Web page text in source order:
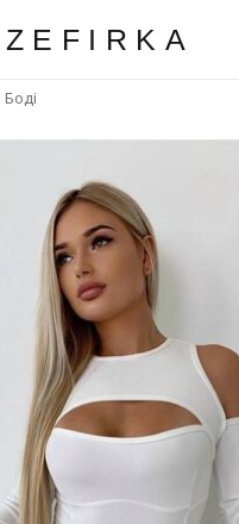
ZEFIRKA
Боді